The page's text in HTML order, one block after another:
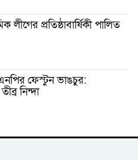
লীগের প্রতিষ্ঠাবার্ষিকী পালিত
ফেস্টুন ভাঙচুর:
নিন্দা